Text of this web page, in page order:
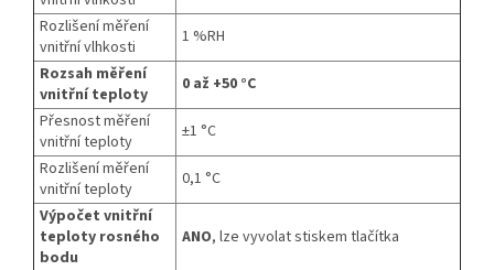
Rozlišení měření
vnitřní vlhkosti
1 %RH
Rozsah měření
vnitřní teploty
0 až +50 °C
Přesnost měření
vnitřní teploty
±1 °C
Rozlišení měření
vnitřní teploty
0,1 °C
Výpočet vnitřní
teploty rosného
bodu
ANO, lze vyvolat stiskem tlačítka